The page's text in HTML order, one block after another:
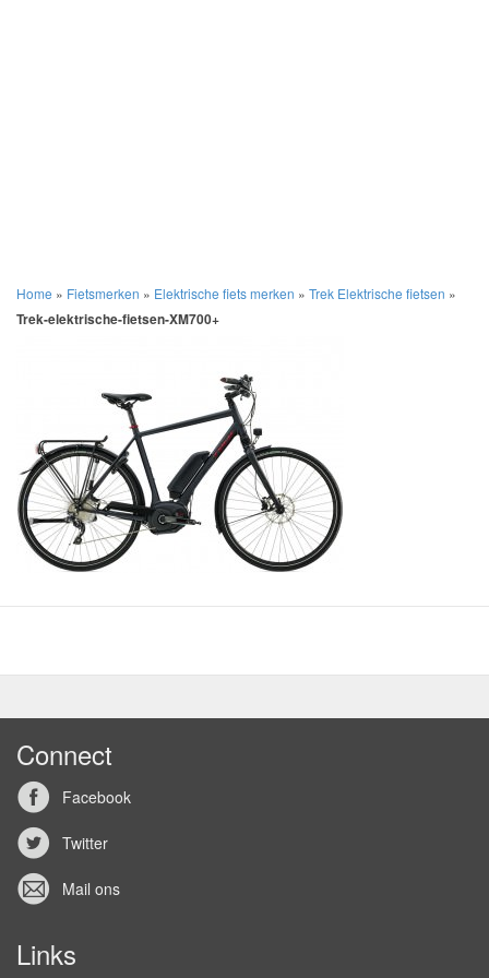
Home » Fietsmerken » Elektrische fiets merken » Trek Elektrische fietsen »
Trek-elektrische-fietsen-XM700+
Connect
Facebook
Twitter
Mail ons
Links